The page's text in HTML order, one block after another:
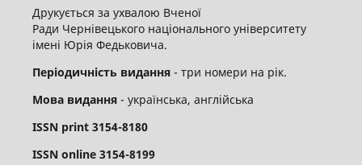
Друкується за ухвалою Вченої
Ради Чернівецького національного університету
імені Юрія Федьковича.
Періодичність видання- три номери на рік.
Мова видання- українська, англійська
ISSN print 3154-8180
ISSN online3154-8199